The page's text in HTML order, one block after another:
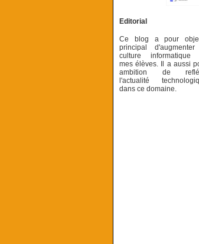
Editorial
Ce blog a pour
principal
culture informatique
mes élèves. Il a aussi
ambition de
l'actualité
dans ce domaine.